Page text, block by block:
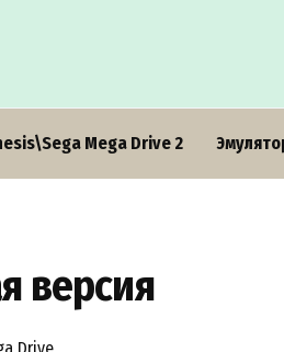
Mega Drive 2
версия